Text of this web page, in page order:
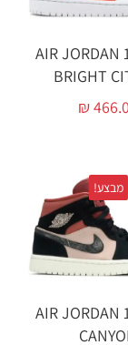
AIR JORDAN
BRIGHT
₪
מבצע!
AIR JORDAN